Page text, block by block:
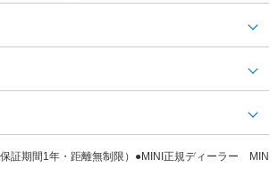
証期間1年・距離無制限）●MINI正規ディーラー MIN